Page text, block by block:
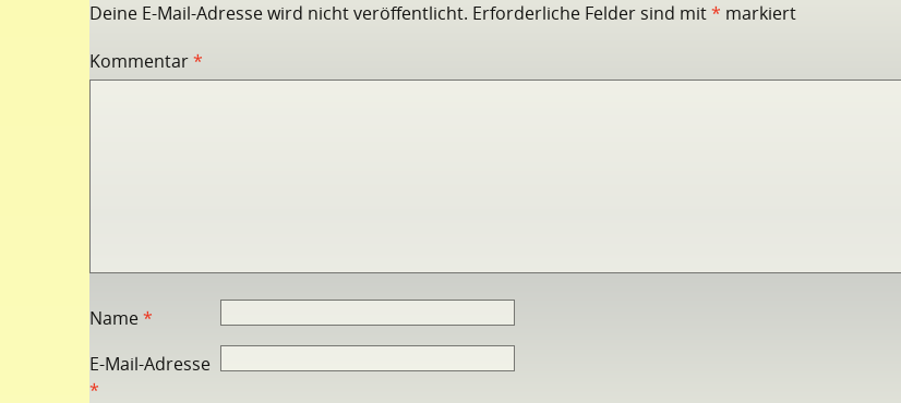
Deine E-Mail-Adresse wird nicht veröffentlicht. Erforderliche Felder sind mit* markiert
Kommentar*
Name*
E-Mail-Adresse
*